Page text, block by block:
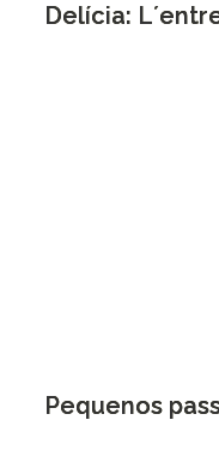
Delícia:
Pequenos